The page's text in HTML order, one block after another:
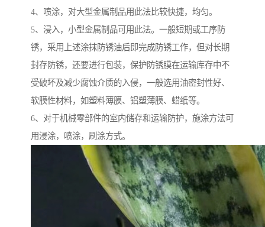
4、喷涂，对大型金属制品用此法比较快捷，均匀。
5、浸入，小型金属制品可用此法。一般短期或工序防
锈，采用上述涂抹防锈油后即完成防锈工作，但对长期
封存防锈，还要进行包装，保护防锈膜在运输库存中不
受破坏及减少腐蚀介质的入侵，一般选用油密封性好、
软膜性材料，如塑料薄膜、铝塑薄膜、蜡纸等。
6、对于机械零部件的室内储存和运输防护，施涂方法可
用浸涂，喷涂，刷涂方式。